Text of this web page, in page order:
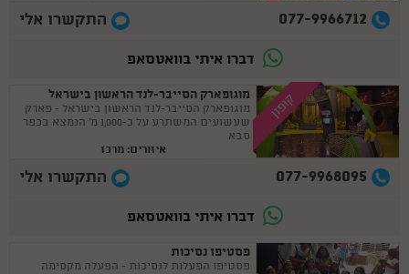
077-9966712 התקשרו אלי
דברו איתי בוואטסאפ
קופון מוגופארק הסייבר-לנד הראשון בישראל
מוגופארק הסייבר-לנד הראשון בישראל - פארק
שעשועים המשתרע על כ-1,000 מ' הנמצא בכפר
סבא
איזורים: מרכז
077-9968095 התקשרו אלי
דברו איתי בוואטסאפ
פסטיפז נסיכות
פסטיפז הפעלות לנסיכות - הפעלה מקסימה